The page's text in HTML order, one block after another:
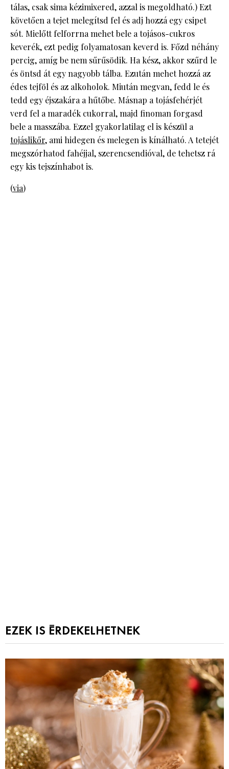
tálas, csak sima kézimixered, azzal is megoldható.) Ezt
követően a tejet melegítsd fel és adj hozzá egy csipet
sót. Mielőtt felforrna mehet bele a tojásos-cukros
keverék, ezt pedig folyamatosan keverd is. Főzd néhány
percig, amíg be nem sűrűsödik. Ha kész, akkor szűrd le
és öntsd át egy nagyobb tálba. Ezután mehet hozzá az
édes tejföl és az alkoholok. Miután megvan, fedd le és
tedd egy éjszakára a hűtőbe. Másnap a tojásfehérjét
verd fel a maradék cukorral, majd finoman forgasd
bele a masszába. Ezzel gyakorlatilag el is készül a
tojáslikőr, ami hidegen és melegen is kínálható. A tetejét
megszórhatod fahéjjal, szerencsendióval, de tehetsz rá
egy kis tejszínhabot is.
(via)
EZEK IS ÉRDEKELHETNEK